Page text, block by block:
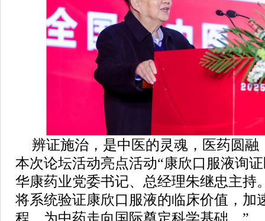
辨证施治，是中医的灵魂，医药圆
本次论坛活动亮点活动“康欣口服液询
华康药业党委书记、总经理朱继忠主持
将系统验证康欣口服液的临床价值，加
程，为中药走向国际奠定科学基础。”